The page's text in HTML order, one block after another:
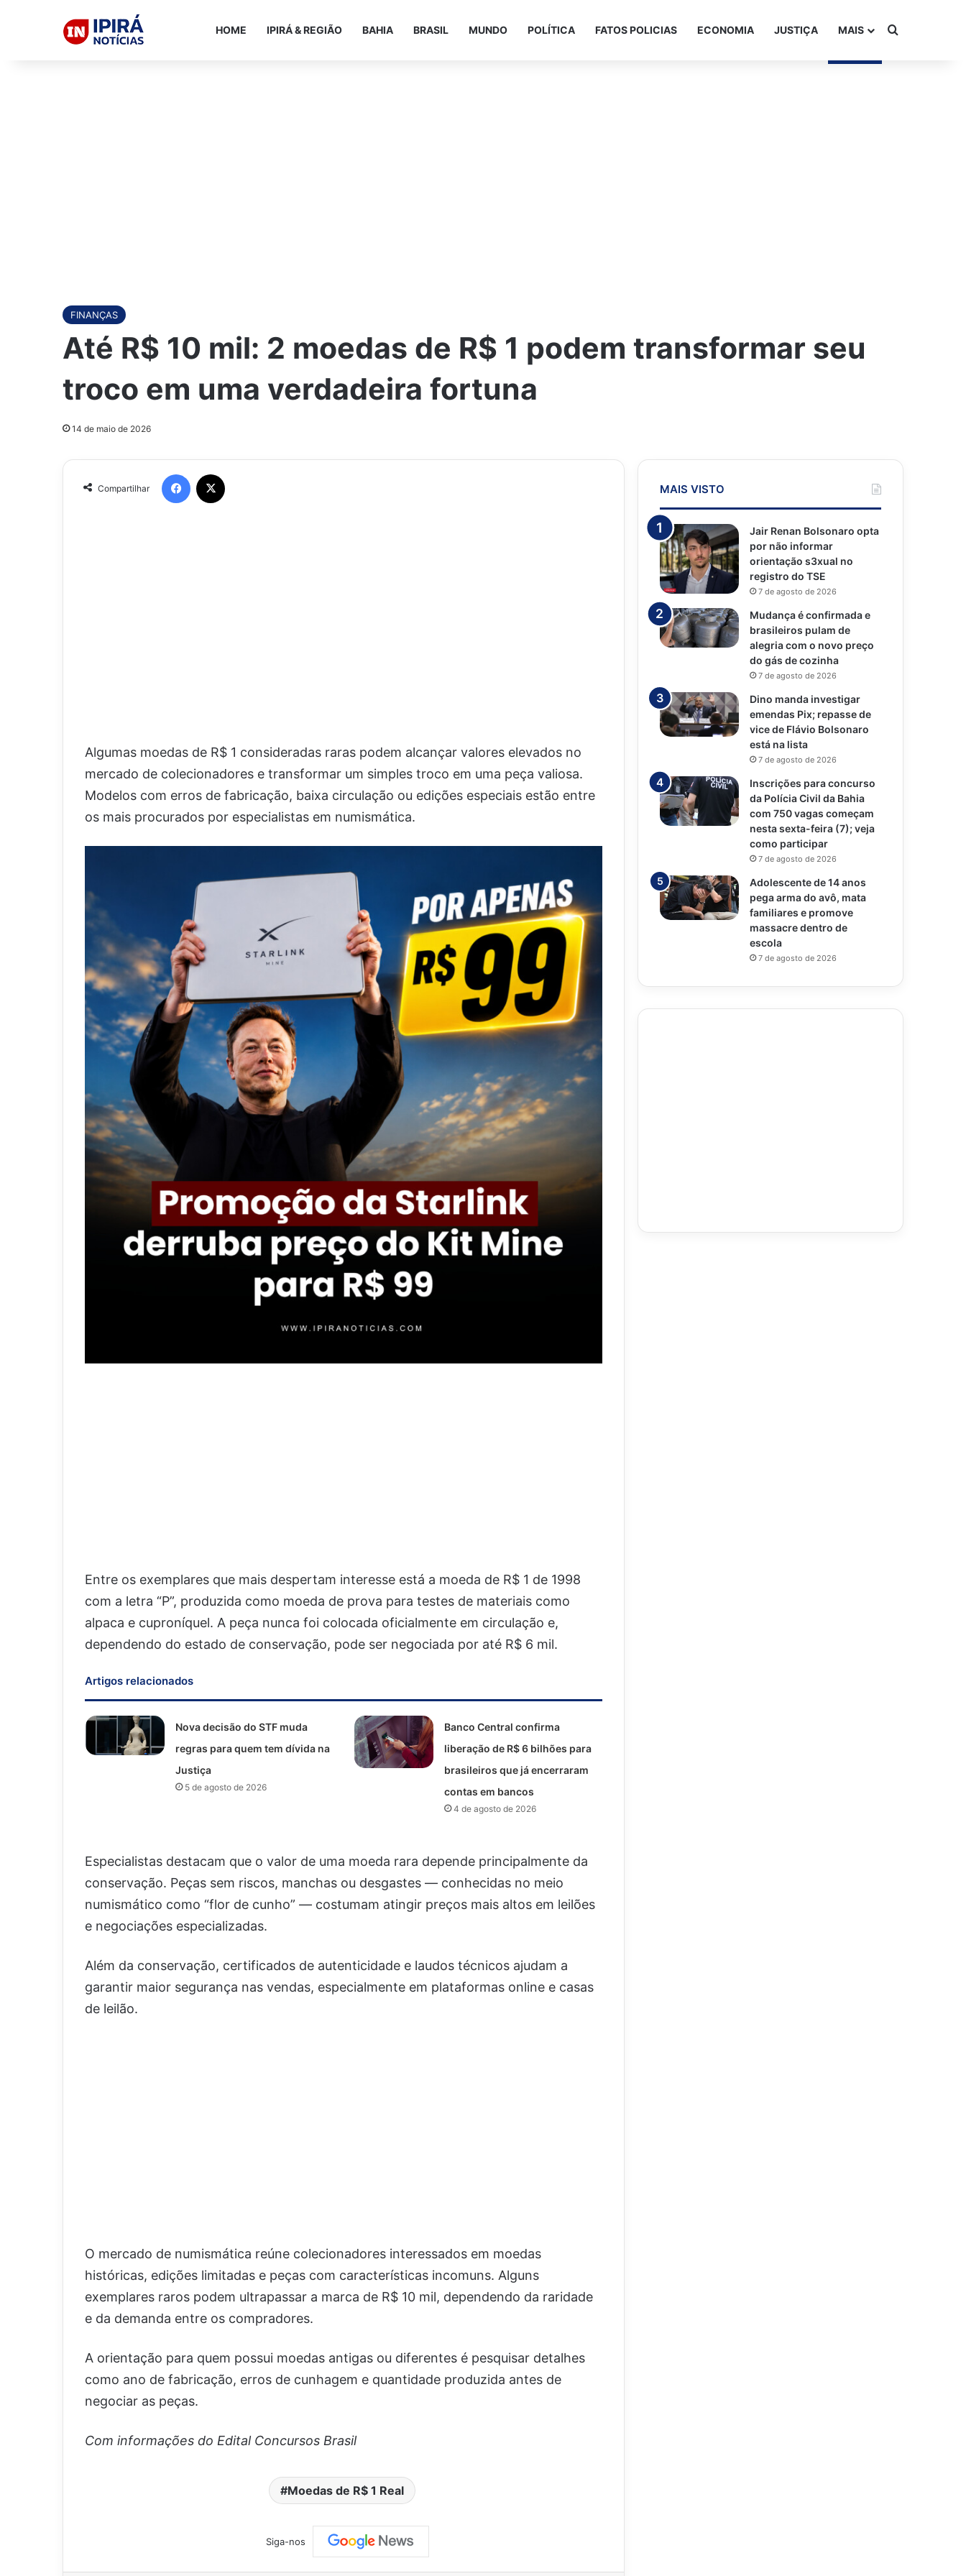
HOME IPIRÁ & REGIÃO BAHIA BRASIL MUNDO POLÍTICA FATOS POLICIAS ECONOMIA JUSTIÇA MAIS Procurar por
FINANÇAS
Até R$ 10 mil: 2 moedas de R$ 1 podem transformar seu
troco em uma verdadeira fortuna
14 de maio de 2026
Compartilhar
Facebook
Algumas moedas de R$ 1 consideradas raras podem alcançar valores elevados no
mercado de colecionadores e transformar um simples troco em uma peça valiosa.
Modelos com erros de fabricação, baixa circulação ou edições especiais estão entre
os mais procurados por especialistas em numismática.
Entre os exemplares que mais despertam interesse está a moeda de R$ 1 de 1998
com a letra “P”, produzida como moeda de prova para testes de materiais como
alpaca e cuproníquel. A peça nunca foi colocada oficialmente em circulação e,
dependendo do estado de conservação, pode ser negociada por até R$ 6 mil.
Artigos relacionados
Nova decisão do STF muda
regras para quem tem dívida na
Justiça
5 de agosto de 2026
Banco Central confirma
liberação de R$ 6 bilhões para
brasileiros que já encerraram
contas em bancos
4 de agosto de 2026
Especialistas destacam que o valor de uma moeda rara depende principalmente da
conservação. Peças sem riscos, manchas ou desgastes — conhecidas no meio
numismático como “flor de cunho” — costumam atingir preços mais altos em leilões
e negociações especializadas.
Além da conservação, certificados de autenticidade e laudos técnicos ajudam a
garantir maior segurança nas vendas, especialmente em plataformas online e casas
de leilão.
O mercado de numismática reúne colecionadores interessados em moedas
históricas, edições limitadas e peças com características incomuns. Alguns
exemplares raros podem ultrapassar a marca de R$ 10 mil, dependendo da raridade
e da demanda entre os compradores.
A orientação para quem possui moedas antigas ou diferentes é pesquisar detalhes
como ano de fabricação, erros de cunhagem e quantidade produzida antes de
negociar as peças.
Com informações do Edital Concursos Brasil
Moedas de R$ 1 Real
Siga-nos
MAIS VISTO
Jair Renan Bolsonaro opta
por não informar
orientação s3xual no
registro do TSE
7 de agosto de 2026
Mudança é confirmada e
brasileiros pulam de
alegria com o novo preço
do gás de cozinha
7 de agosto de 2026
Dino manda investigar
emendas Pix; repasse de
vice de Flávio Bolsonaro
está na lista
7 de agosto de 2026
Inscrições para concurso
da Polícia Civil da Bahia
com 750 vagas começam
nesta sexta-feira (7); veja
como participar
7 de agosto de 2026
Adolescente de 14 anos
pega arma do avô, mata
familiares e promove
massacre dentro de
escola
7 de agosto de 2026